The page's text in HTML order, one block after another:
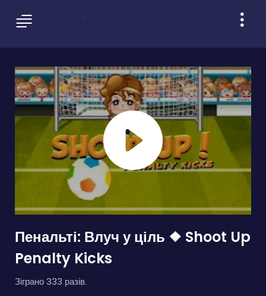
Пенальті: Влуч у ціль ❖ Shoot Up
Penalty Kicks
Зіграно 333 разів.